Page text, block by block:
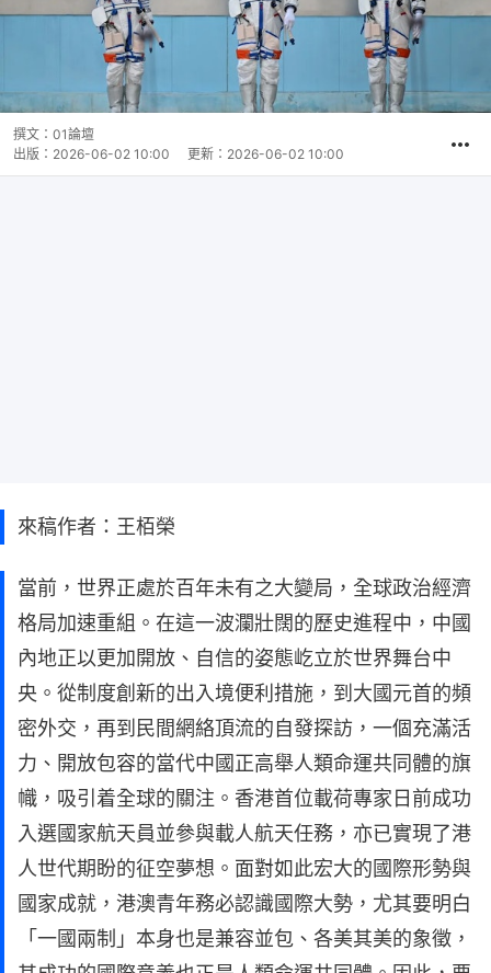
撰文： 01論壇
出版： 2026-06-02 10:00 更新： 2026-06-02 10:00
來稿作者：王栢榮
當前，世界正處於百年未有之大變局，全球政治經濟
格局加速重組。在這一波瀾壯闊的歷史進程中，中國
內地正以更加開放、自信的姿態屹立於世界舞台中
央。從制度創新的出入境便利措施，到大國元首的頻
密外交，再到民間網絡頂流的自發探訪，一個充滿活
力、開放包容的當代中國正高舉人類命運共同體的旗
幟，吸引着全球的關注。香港首位載荷專家日前成功
入選國家航天員並參與載人航天任務，亦已實現了港
人世代期盼的征空夢想。面對如此宏大的國際形勢與
國家成就，港澳青年務必認識國際大勢，尤其要明白
「一國兩制」本身也是兼容並包、各美其美的象徵，